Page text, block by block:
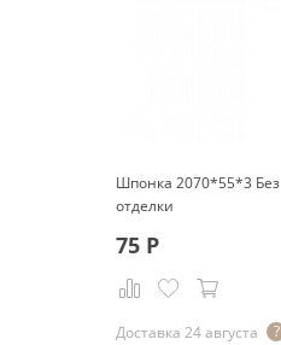
Шпонка 2070*55*3 Без
отделки
75 Р
Доставка 24 августа